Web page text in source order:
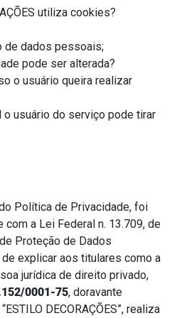
utiliza cookies?
de dados pessoais;
pode ser alterada?
o usuário queira realizar
o usuário do serviço pode tirar
Política de Privacidade, foi
a Lei Federal n. 13.709, de
Proteção de Dados
explicar aos titulares como a
jurídica de direito privado,
0001-75, doravante
DECORAÇÕES”, realiza